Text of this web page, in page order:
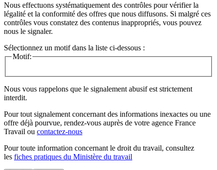
Nous effectuons systématiquement des contrôles pour vérifier la
légalité et la conformité des offres que nous diffusons. Si malgré ces
contrôles vous constatez des contenus inappropriés, vous pouvez
nous le signaler.
Sélectionnez un motif dans la liste ci-dessous :
Motif:
Nous vous rappelons que le signalement abusif est strictement
interdit.
Pour tout signalement concernant des informations inexactes ou une
offre déjà pourvue, rendez-vous auprès de votre agence France
Travail ou contactez-nous
Pour toute information concernant le droit du travail, consultez
les fiches pratiques du Ministère du travail